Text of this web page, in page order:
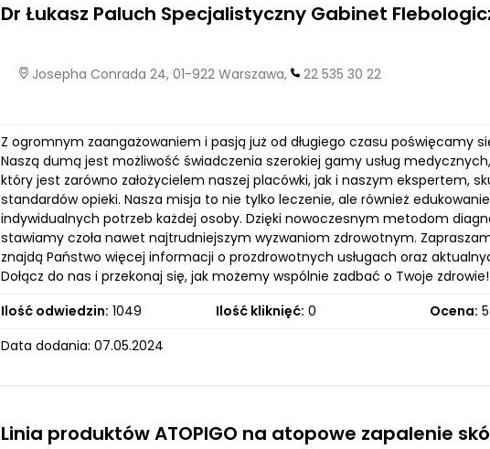
Dr Łukasz Paluch Specjalistyczny Gabinet
Josepha Conrada 24, 01-922 Warszawa, 22 535 30 22
Z ogromnym zaangażowaniem i pasją już od długiego czasu poświęcamy
Naszą dumą jest możliwość świadczenia szerokiej gamy usług
który jest zarówno założycielem naszej placówki, jak i naszym ekspertem,
standardów opieki. Nasza misja to nie tylko leczenie, ale również
indywidualnych potrzeb każdej osoby. Dzięki nowoczesnym metodom
stawiamy czoła nawet najtrudniejszym wyzwaniom zdrowotnym.
znajdą Państwo więcej informacji o prozdrowotnych usługach oraz
Dołącz do nas i przekonaj się, jak możemy wspólnie zadbać o Twoje zdrowie!
Ilość odwiedzin: 1049 Ilość kliknięć: 0 Ocena: 5
Data dodania: 07.05.2024
Linia produktów ATOPIGO na atopowe zapalenie